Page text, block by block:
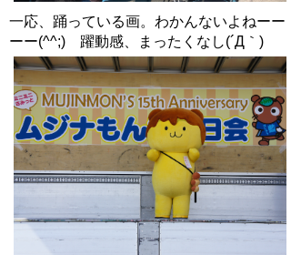
一応、踊っている画。わかんないよねーー
ーー(^^;) 躍動感、まったくなし(´Д｀)